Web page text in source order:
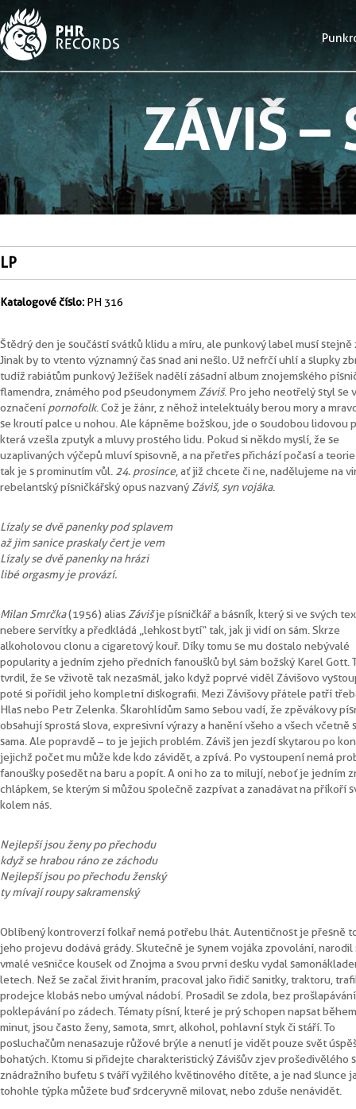
ZÁVIŠ –
LP
Katalogové číslo: PH 316
Štědrý den je součástí svátků klidu a míru, ale punkový label musí stejně
Jinak by to v tento významný čas snad ani nešlo. Už nefrčí uhlí a slupky z
tudíž rabiátům punkový Ježíšek nadělí zásadní album znojemského
flamendra, známého pod pseudonymem Záviš. Pro jeho neotřelý styl se
označení pornofolk. Což je žánr, z něhož intelektuály berou mory a
se kroutí palce u nohou. Ale kápněme božskou, jde o soudobou lidovou
která vzešla z putyk a mluvy prostého lidu. Pokud si někdo myslí, že se
u zaplivaných výčepů mluví spisovně, a na přetřes přichází počasí a
tak je s prominutím vůl. 24. prosince, ať již chcete či ne, nadělujeme na
rebelantský písničkářský opus nazvaný Záviš, syn vojáka.
Lízaly se dvě panenky pod splavem
až jim sanice praskaly čert je vem
Lízaly se dvě panenky na hrázi
libé orgasmy je provází.
Milan Smrčka(1956) alias Závišje písničkář a básník, který si ve svých
nebere servítky a předkládá „lehkost bytí“ tak, jak ji vidí on sám. Skrze
alkoholovou clonu a cigaretový kouř. Díky tomu se mu dostalo nebývalé
popularity a jedním z jeho předních fanoušků byl sám božský Karel Gott.
tvrdil, že se v životě tak nezasmál, jako když poprvé viděl Závišovo
poté si pořídil jeho kompletní diskografii. Mezi Závišovy přátele patří
Hlas nebo Petr Zelenka. Škarohlídům samo sebou vadí, že zpěvákovy
obsahují sprostá slova, expresivní výrazy a hanění všeho a všech včetně
sama. Ale popravdě – to je jejich problém. Záviš jen jezdí s kytarou po
jejichž počet mu může kde kdo závidět, a zpívá. Po vystoupení nemá
fanoušky posedět na baru a popít. A oni ho za to milují, neboť je jedním z
chlápkem, se kterým si můžou společně zazpívat a zanadávat na příkoří
kolem nás.
Nejlepší jsou ženy po přechodu
když se hrabou ráno ze záchodu
Nejlepší jsou po přechodu ženský
ty mívají roupy sakramenský
Oblíbený kontroverzí folkař nemá potřebu lhát. Autentičnost je přesně
jeho projevu dodává grády. Skutečně je synem vojáka z povolání, narodil
v malé vesničce kousek od Znojma a svou první desku vydal
letech. Než se začal živit hraním, pracoval jako řidič sanitky, traktoru,
prodejce klobás nebo umýval nádobí. Prosadil se zdola, bez
poklepávání po zádech. Tématy písní, které je prý schopen napsat
minut, jsou často ženy, samota, smrt, alkohol, pohlavní styk či stáří. To
posluchačům nenasazuje růžové brýle a nenutí je vidět pouze svět
bohatých. K tomu si přidejte charakteristický Závišův zjev prošedivělého
z nádražního bufetu s tváří vyžilého květinového dítěte, a je nad slunce
tohohle týpka můžete buď srdceryvně milovat, nebo z duše nenávidět.